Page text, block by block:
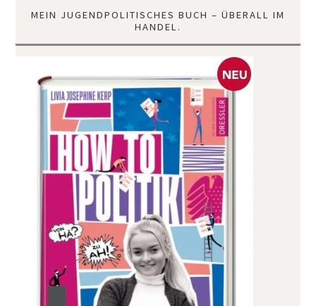
MEIN JUGENDPOLITISCHES BUCH – ÜBERALL IM
HANDEL.